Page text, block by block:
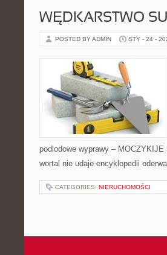
WĘDKARSTWO
POSTED BY ADMIN STY - 24 -
podlodowe wyprawy –
wortal nie udaje encyklopedii
CATEGORIES: NIERUCHOMOŚCI